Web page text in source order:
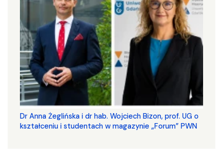
​​​​​​​Dr Anna Żeglińska i dr hab. Wojciech Bizon, prof. UG o
kształceniu i studentach w magazynie „Forum” PWN